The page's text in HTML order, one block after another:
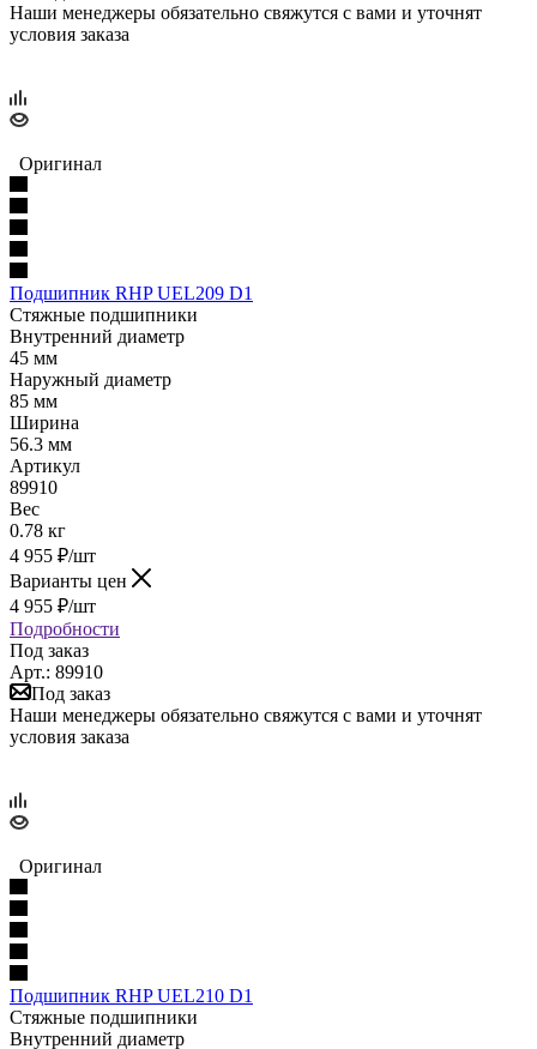
Наши менеджеры обязательно свяжутся с вами и уточнят
условия заказа
Оригинал
Подшипник RHP UEL209 D1
Стяжные подшипники
Внутренний диаметр
45 мм
Наружный диаметр
85 мм
Ширина
56.3 мм
Артикул
89910
Вес
0.78 кг
4 955 ₽/шт
Варианты цен
4 955 ₽/шт
Подробности
Под заказ
Арт.: 89910
Под заказ
Наши менеджеры обязательно свяжутся с вами и уточнят
условия заказа
Оригинал
Подшипник RHP UEL210 D1
Стяжные подшипники
Внутренний диаметр